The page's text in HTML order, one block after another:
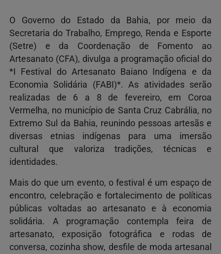
O Governo do Estado da Bahia, por meio da
Secretaria do Trabalho, Emprego, Renda e Esporte
(Setre) e da Coordenação de Fomento ao
Artesanato (CFA), divulga a programação oficial do
*I Festival do Artesanato Baiano Indígena e da
Economia Solidária (FABI)*. As atividades serão
realizadas de 6 a 8 de fevereiro, em Coroa
Vermelha, no município de Santa Cruz Cabrália, no
Extremo Sul da Bahia, reunindo pessoas artesãs e
diversas etnias indígenas para uma imersão
cultural que valoriza tradições, técnicas e
identidades.
Mais do que um evento, o festival é um espaço de
encontro, celebração e fortalecimento de políticas
públicas voltadas ao artesanato e à economia
solidária. A programação contempla feira de
artesanato, exposição fotográfica e rodas de
conversa, cozinha show, desfile de moda artesanal